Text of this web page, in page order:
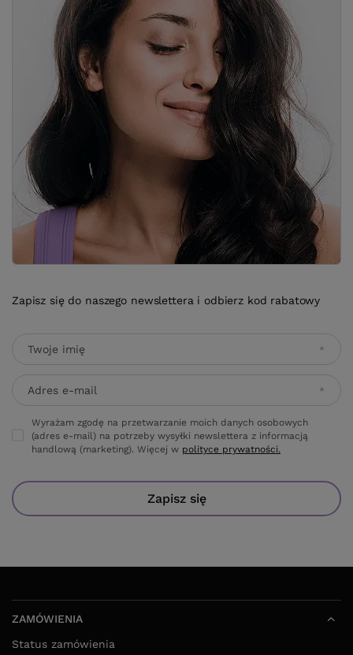
Zapisz się do naszego newslettera i odbierz kod rabatowy
Twoje imię
Adres e-mail
Wyrażam zgodę na przetwarzanie moich danych osobowych
(adres e-mail) na potrzeby wysyłki newslettera z informacją
handlową (marketing). Więcej w polityce prywatności.
Zapisz się
ZAMÓWIENIA
Status zamówienia